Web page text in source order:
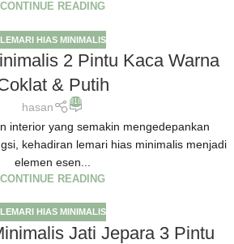
CONTINUE READING
LEMARI HIAS MINIMALIS
2 Pintu Kaca Warna
& Putih
hasan 818
interior yang semakin mengedepankan
kehadiran lemari hias minimalis menjadi
elemen esen...
CONTINUE READING
LEMARI HIAS MINIMALIS
Jati Jepara 3 Pintu